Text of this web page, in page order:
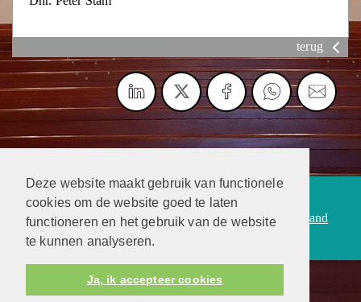
Deze website maakt gebruik van functionele
cookies om de website goed te laten
functioneren en het gebruik van de website
te kunnen analyseren.
Ja, ik accepteer cookies
terug
Protestantsekerk.net is een samenwerking tussen de
dienstenorganisatie van deProtestantse Kerk in Nederland
enHuman Content Mediaproducties B.V.